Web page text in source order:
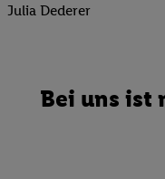
Julia Dederer
Bei uns ist